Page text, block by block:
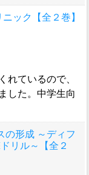
ック【全２巻】
れているので、
した。中学生向
の形成 ～ディフ
リル～【全２